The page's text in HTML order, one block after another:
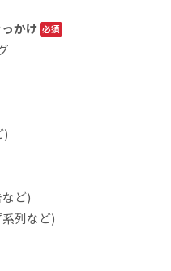
かけ
)
ど)
列など)